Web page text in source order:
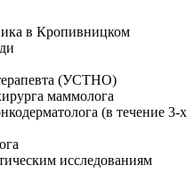
в Кропивницком
(УСТНО)
маммолога
(в течение 3-х
исследованиям